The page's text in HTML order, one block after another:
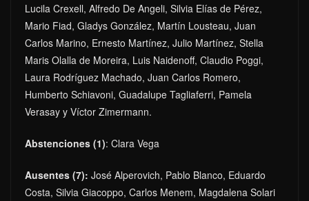
Lucila Crexell, Alfredo De Angeli, Silvia Elías de Pérez,
Mario Fiad, Gladys González, Martín Lousteau, Juan
Carlos Marino, Ernesto Martínez, Julio Martínez, Stella
Maris Olalla de Moreira, Luis Naidenoff, Claudio Poggi,
Laura Rodríguez Machado, Juan Carlos Romero,
Humberto Schiavoni, Guadalupe Tagliaferri, Pamela
Verasay y Víctor Zimermann.
Abstenciones (1): Clara Vega
Ausentes (7): José Alperovich, Pablo Blanco, Eduardo
Costa, Silvia Giacoppo, Carlos Menem, Magdalena Solari